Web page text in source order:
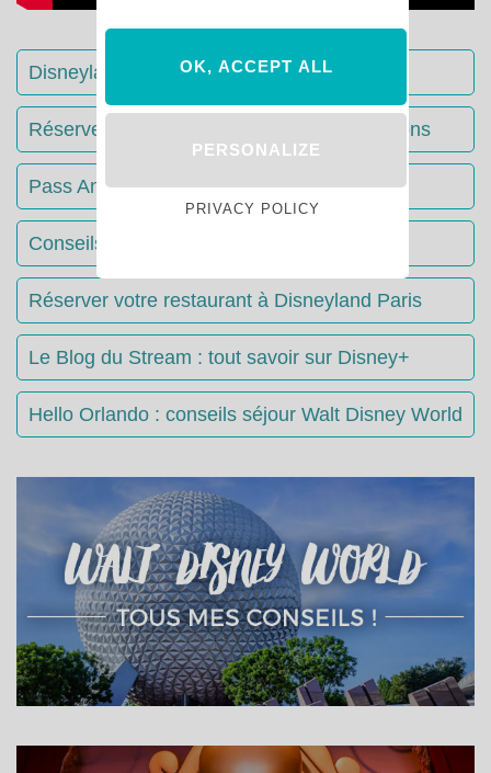
Disneyland Paris : Le guide complet
Réserver votre séjour : toutes les informations
Pass Annuels Disney : informations
Conseils & Astuces Disneyland Paris
Réserver votre restaurant à Disneyland Paris
Le Blog du Stream : tout savoir sur Disney+
Hello Orlando : conseils séjour Walt Disney World
OK, ACCEPT ALL
PERSONALIZE
PRIVACY POLICY